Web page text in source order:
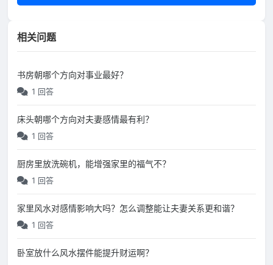
相关问题
书房朝哪个方向对事业最好？
1 回答
床头朝哪个方向对夫妻感情最有利？
1 回答
厨房里放洗碗机，能增强家里的福气不？
1 回答
家里风水对感情影响大吗？怎么调整能让夫妻关系更和谐？
1 回答
卧室放什么风水摆件能提升财运啊？